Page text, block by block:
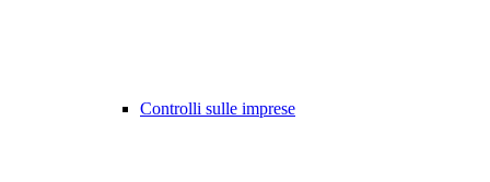
Controlli sulle imprese